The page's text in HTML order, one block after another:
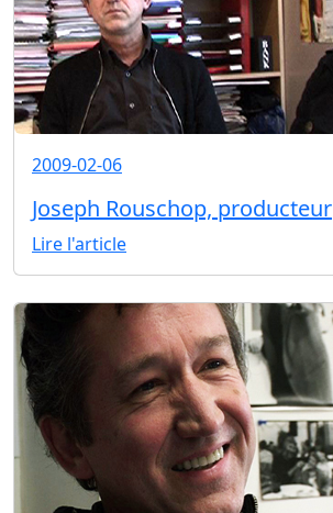
2009-02-06
Joseph Rouschop, producteur
Lire l'article